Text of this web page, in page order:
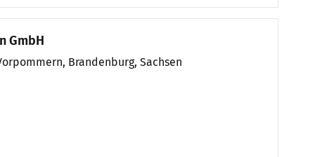
GmbH
Brandenburg, Sachsen